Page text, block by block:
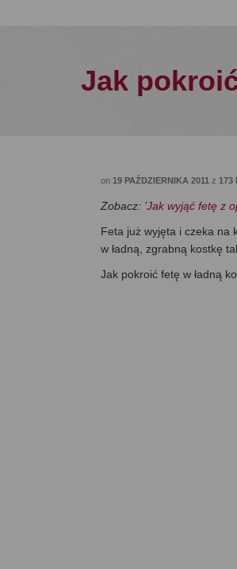
Jak
on 19 PAŹDZIERNIKA 2011 z 173
Zobacz: ’Jak wyjąć fetę z
Feta już wyjęta i czeka na
w ładną, zgrabną kostkę
Jak pokroić fetę w ładną